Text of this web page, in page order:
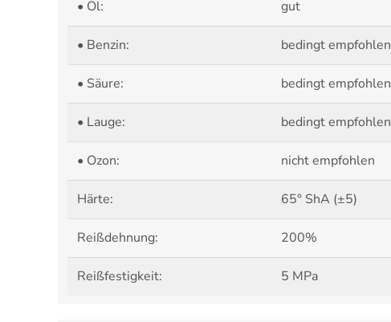
• Öl: gut
• Benzin: bedingt empfohlen
• Säure: bedingt empfohlen
• Lauge: bedingt empfohlen
• Ozon: nicht empfohlen
Härte: 65° ShA (±5)
Reißdehnung: 200%
Reißfestigkeit: 5 MPa